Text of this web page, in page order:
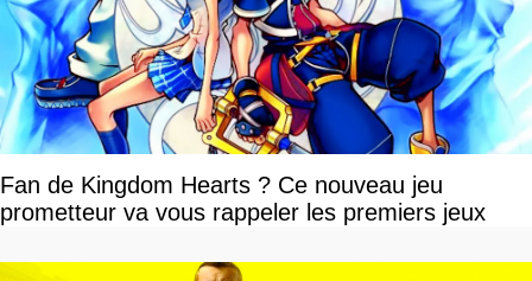
Fan de Kingdom Hearts ? Ce nouveau jeu
prometteur va vous rappeler les premiers jeux